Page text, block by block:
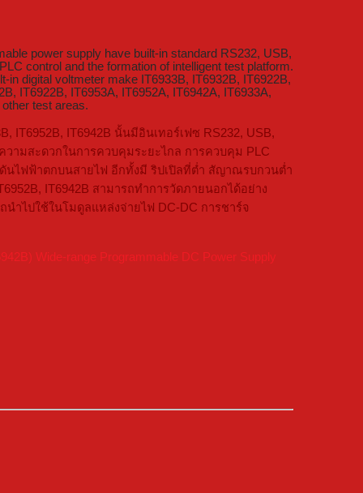
power supply have built-in standard RS232, USB,
control and the formation of intelligent test platform.
digital voltmeter make IT6933B, IT6932B, IT6922B,
IT6922B, IT6953A, IT6952A, IT6942A, IT6933A,
test areas.
IT6952B, IT6942B นั้นมีอินเทอร์เฟซ RS232, USB,
วามสะดวกในการควบคุมระยะไกล การควบคุม PLC
นไฟฟ้าตกบนสายไฟ อีกทั้งมี ริปเปิลที่ต่ำ สัญาณรบกวนต่ำ
IT6942B สามารถทำการวัดภายนอกได้อย่าง
ถนำไปใช้ในโมดูลแหล่งจ่ายไฟ DC-DC การชาร์จ
Wide-range Programmable DC Power Supply